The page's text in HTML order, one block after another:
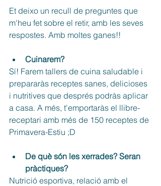
Et deixo un recull de preguntes que
m'heu fet sobre el retir, amb les seves
respostes. Amb moltes ganes!!
Cuinarem?
Sí! Farem tallers de cuina saludable i
prepararàs receptes sanes, delicioses
i nutritives que després podràs aplicar
a casa. A més, t'emportaràs el llibre-
receptari amb més de 150 receptes de
Primavera-Estiu ;D
De què són les xerrades? Seran
pràctiques?
Nutrició esportiva, relació amb el